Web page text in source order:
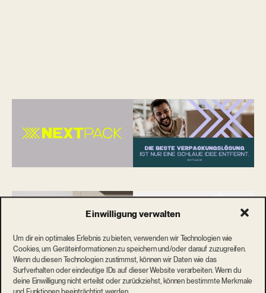
Einwilligung verwalten
Um dir ein optimales Erlebnis zu bieten, verwenden wir Technologien wie
Cookies, um Geräteinformationen zu speichern und/oder darauf zuzugreifen.
Wenn du diesen Technologien zustimmst, können wir Daten wie das
Surfverhalten oder eindeutige IDs auf dieser Website verarbeiten. Wenn du
deine Einwilligung nicht erteilst oder zurückziehst, können bestimmte Merkmale